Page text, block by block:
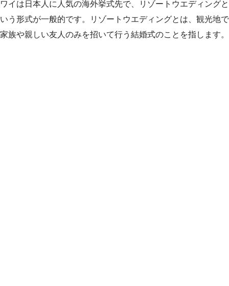
ワイは日本人に人気の海外挙式先で、リゾートウエディングと
いう形式が一般的です。リゾートウエディングとは、観光地で
家族や親しい友人のみを招いて行う結婚式のことを指します。